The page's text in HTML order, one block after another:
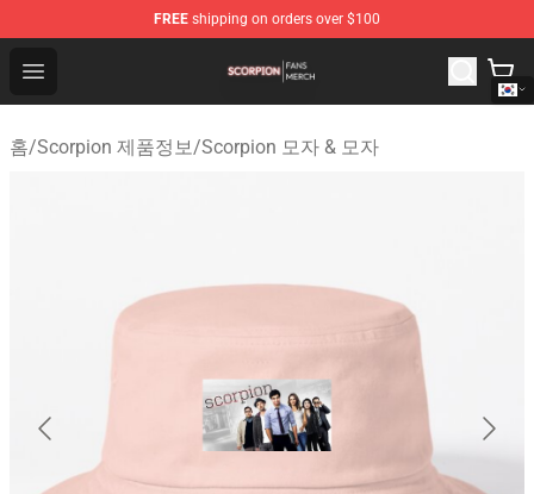
FREE shipping on orders over $100
Open menu
Scorpion Shop - Official Scorpion Merchandise Store
홈/Scorpion 제품정보/Scorpion 모자 & 모자